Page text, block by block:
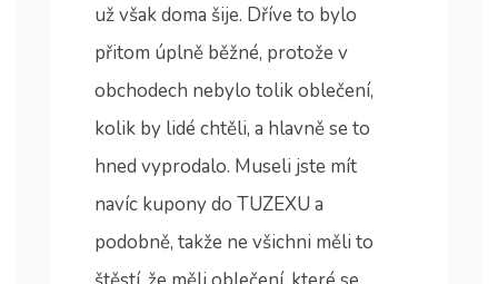
už však doma šije. Dříve to bylo
přitom úplně běžné, protože v
obchodech nebylo tolik oblečení,
kolik by lidé chtěli, a hlavně se to
hned vyprodalo. Museli jste mít
navíc kupony do TUZEXU a
podobně, takže ne všichni měli to